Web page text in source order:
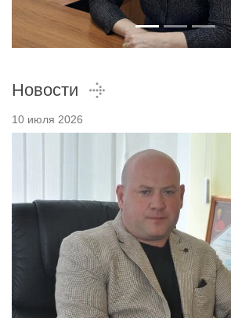
Новости
10 июля 2026